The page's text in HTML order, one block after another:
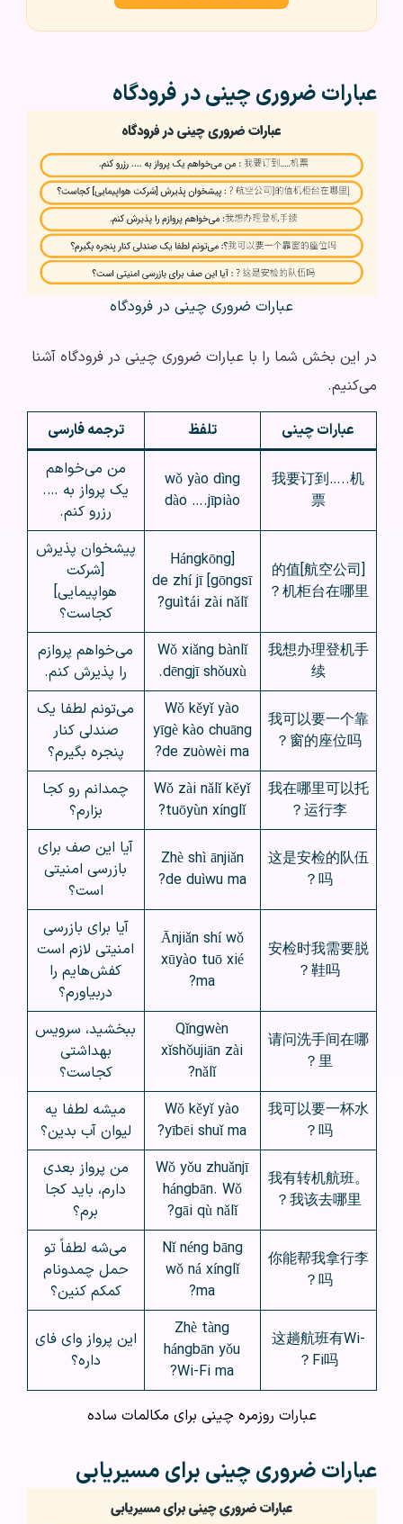
عبارات ضروری چینی در فرودگاه
عبارات ضروری چینی در فرودگاه
در این بخش شما را با عبارات ضروری چینی در فرودگاه آشنا
می‌کنیم.
عبارات چینی تلفظ ترجمه فارسی
我要订到…..机
票
wǒ yào dìng
dào ….jīpiào
من می‌خواهم
یک پرواز به ….
رزرو کنم.
[航空公司]的值
机柜台在哪里？
[Hángkōng
gōngsī] de zhí jī
guìtái zài nǎlǐ?
پیشخوان پذیرش
[شرکت
هواپیمایی]
کجاست؟
我想办理登机手
续
Wǒ xiǎng bànlǐ
dēngjī shǒuxù.
می‌خواهم پروازم
را پذیرش کنم.
我可以要一个靠
窗的座位吗？
Wǒ kěyǐ yào
yīgè kào chuāng
de zuòwèi ma?
می‌تونم لطفا یک
صندلی کنار
پنجره بگیرم؟
我在哪里可以托
运行李？
Wǒ zài nǎlǐ kěyǐ
tuōyùn xínglǐ?
چمدانم رو کجا
بزارم؟
这是安检的队伍
吗？
Zhè shì ānjiǎn
de duìwu ma?
آیا این صف برای
بازرسی امنیتی
است؟
安检时我需要脱
鞋吗？
Ānjiǎn shí wǒ
xūyào tuō xié
ma?
آیا برای بازرسی
امنیتی لازم است
کفش‌هایم را
دربیاورم؟
请问洗手间在哪
里？
Qǐngwèn
xǐshǒujiān zài
nǎlǐ?
ببخشید، سرویس
بهداشتی
کجاست؟
我可以要一杯水
吗？
Wǒ kěyǐ yào
yībēi shuǐ ma?
میشه لطفا یه
لیوان آب بدین؟
我有转机航班。
我该去哪里？
Wǒ yǒu zhuǎnjī
hángbān. Wǒ
gāi qù nǎlǐ?
من پرواز بعدی
دارم، باید کجا
برم؟
你能帮我拿行李
吗？
Nǐ néng bāng
wǒ ná xínglǐ
ma?
می‌شه لطفاً تو
حمل چمدونام
کمکم کنین؟
这趟航班有Wi-
Fi吗？
Zhè tàng
hángbān yǒu
Wi-Fi ma?
این پرواز وای فای
داره؟
عبارات روزمره چینی برای مکالمات ساده
عبارات ضروری چینی برای مسیریابی